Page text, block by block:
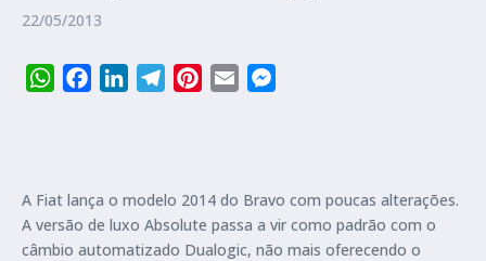
22/05/2013
WhatsAppFacebookLinkedInTelegramPinterest
Email
A Fiat lança o modelo 2014 do Bravo com poucas alterações.
A versão de luxo Absolute passa a vir como padrão com o
câmbio automatizado Dualogic, não mais oferecendo o